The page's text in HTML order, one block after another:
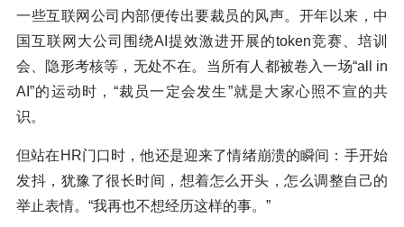
一些互联网公司内部便传出要裁员的风声。开年以来，中
国互联网大公司围绕AI提效激进开展的token竞赛、培训
会、隐形考核等，无处不在。当所有人都被卷入一场“all in
AI”的运动时，“裁员一定会发生”就是大家心照不宣的共
识。
但站在HR门口时，他还是迎来了情绪崩溃的瞬间：手开始
发抖，犹豫了很长时间，想着怎么开头，怎么调整自己的
举止表情。“我再也不想经历这样的事。”